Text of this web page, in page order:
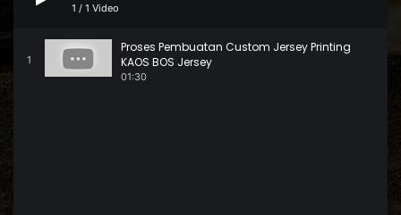
1 / 1 Video
1
Proses Pembuatan Custom Jersey Printing
KAOS BOS Jersey
01:30